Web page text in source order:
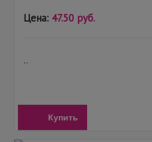
Цена: 47.50 руб.
..
Купить